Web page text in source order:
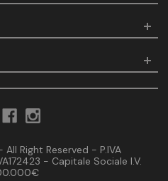
Right Reserved - P.IVA
- Capitale Sociale I.V.